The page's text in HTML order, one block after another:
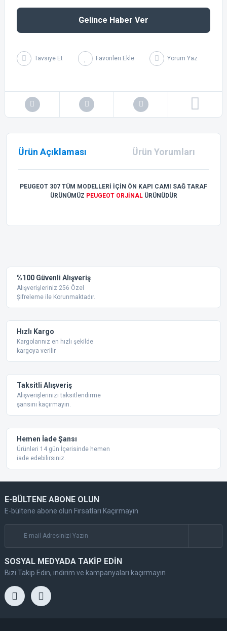
Gelince Haber Ver
Tavsiye Et Yorum Yaz
Ürün Açıklaması Ürün Yorumları
PEUGEOT 307 TÜM MODELLERİ İÇİN ÖN KAPI CAMI SAĞ TARAF
ÜRÜNÜMÜZ PEUGEOT ORJİNAL ÜRÜNÜDÜR
Ürün resmi kalitesiz, bozuk veya görüntülenemiyor.
Ürün açıklamasında eksik bilgiler bulunuyor.
Bu ürüne benzer farklı alternatifler olmalı.
%100 Güvenli Alışveriş
Alışverişleriniz 256 Özel
Şifreleme ile Korunmaktadır.
Hızlı Kargo
Kargolarınız en hızlı şekilde
kargoya verilir
Taksitli Alışveriş
Alışverişlerinizi taksitlendirme
şansını kaçırmayın.
Hemen İade Şansı
Ürünleri 14 gün İçerisinde hemen
iade edebilirsiniz.
E-BÜLTENE ABONE OLUN
E-bültene abone olun Fırsatları Kaçırmayın
SOSYAL MEDYADA TAKİP EDİN
Bizi Takip Edin, indirim ve kampanyaları kaçırmayın